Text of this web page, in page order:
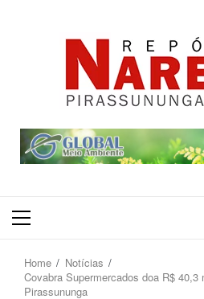
Primary
Home
Notícias
Covabra Supermercados doa R$
Pirassununga